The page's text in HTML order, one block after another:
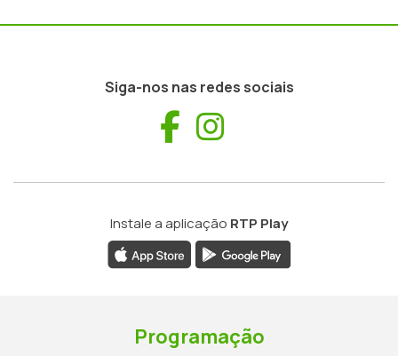
Siga-nos nas redes sociais
Facebook
Instale a aplicação RTP Play
Programação